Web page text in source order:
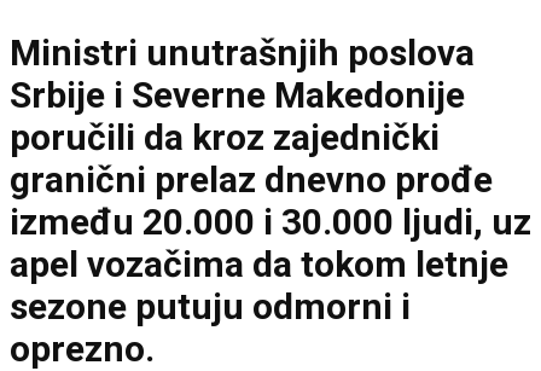
Ministri unutrašnjih poslova
Srbije i Severne Makedonije
poručili da kroz zajednički
granični prelaz dnevno prođe
između 20.000 i 30.000 ljudi, uz
apel vozačima da tokom letnje
sezone putuju odmorni i
oprezno.